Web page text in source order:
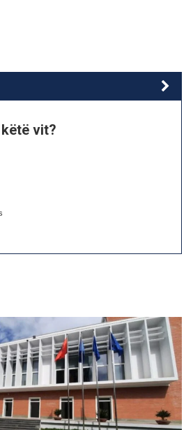
vit?